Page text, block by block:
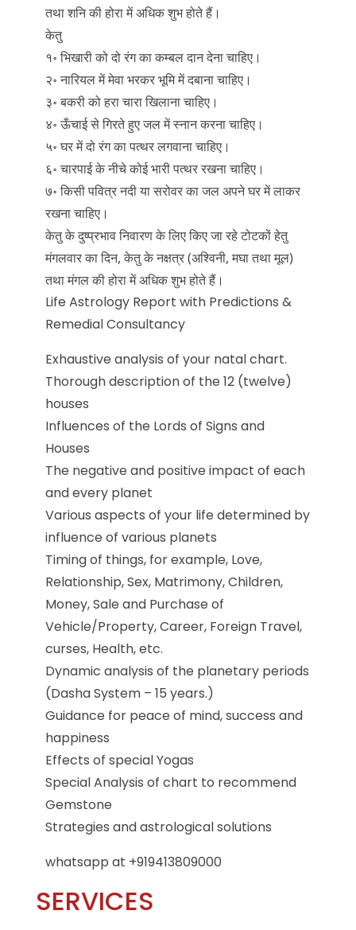
तथा शनि की होरा में अधिक शुभ होते हैं।
केतु
१॰ भिखारी को दो रंग का कम्बल दान देना चाहिए।
२॰ नारियल में मेवा भरकर भूमि में दबाना चाहिए।
३॰ बकरी को हरा चारा खिलाना चाहिए।
४॰ ऊँचाई से गिरते हुए जल में स्नान करना चाहिए।
५॰ घर में दो रंग का पत्थर लगवाना चाहिए।
६॰ चारपाई के नीचे कोई भारी पत्थर रखना चाहिए।
७॰ किसी पवित्र नदी या सरोवर का जल अपने घर में लाकर
रखना चाहिए।
केतु के दुष्प्रभाव निवारण के लिए किए जा रहे टोटकों हेतु
मंगलवार का दिन, केतु के नक्षत्र (अश्विनी, मघा तथा मूल)
तथा मंगल की होरा में अधिक शुभ होते हैं।
Life Astrology Report with Predictions &
Remedial Consultancy
Exhaustive analysis of your natal chart.
Thorough description of the 12 (twelve)
houses
Influences of the Lords of Signs and
Houses
The negative and positive impact of each
and every planet
Various aspects of your life determined by
influence of various planets
Timing of things, for example, Love,
Relationship, Sex, Matrimony, Children,
Money, Sale and Purchase of
Vehicle/Property, Career, Foreign Travel,
curses, Health, etc.
Dynamic analysis of the planetary periods
(Dasha System – 15 years.)
Guidance for peace of mind, success and
happiness
Effects of special Yogas
Special Analysis of chart to recommend
Gemstone
Strategies and astrological solutions
whatsapp at +919413809000
SERVICES